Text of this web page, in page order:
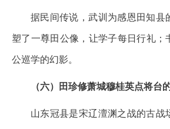
据民间传说，武训为感恩田知县
塑了一尊田公像，让学子每日行礼；
公巡学的幻影。
（六）田珍修萧城穆桂英点将台
山东冠县是宋辽澶渊之战的古战